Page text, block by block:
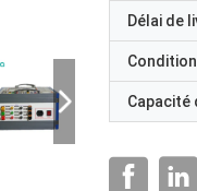
M. Ricky Casipe,
Délai de
Capacité